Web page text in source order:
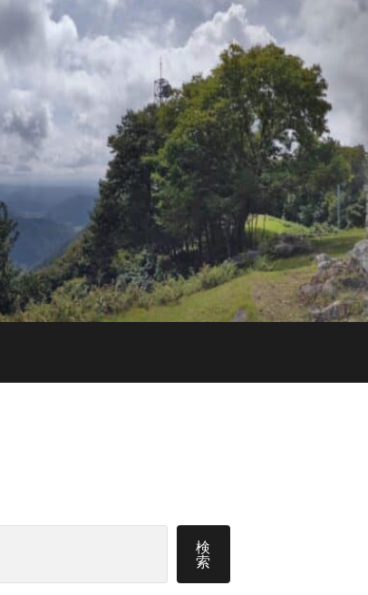
検
索